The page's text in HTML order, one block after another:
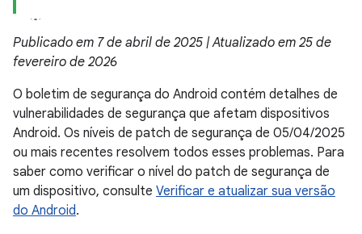
Publicado em 7 de abril de 2025 | Atualizado em 25 de
fevereiro de 2026
O boletim de segurança do Android contém detalhes de
vulnerabilidades de segurança que afetam dispositivos
Android. Os níveis de patch de segurança de 05/04/2025
ou mais recentes resolvem todos esses problemas. Para
saber como verificar o nível do patch de segurança de
um dispositivo, consulte Verificar e atualizar sua versão
do Android.